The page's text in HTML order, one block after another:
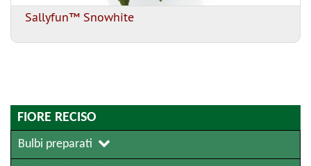
FIORE RECISO
Bulbi preparati
Sallyfun™ Snowhite